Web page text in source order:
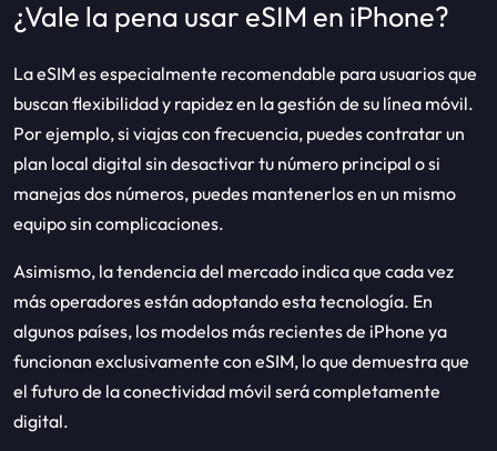
¿Vale la pena usar eSIM en iPhone?
La eSIM es especialmente recomendable para usuarios que
buscan flexibilidad y rapidez en la gestión de su línea móvil.
Por ejemplo, si viajas con frecuencia, puedes contratar un
plan local digital sin desactivar tu número principal o si
manejas dos números, puedes mantenerlos en un mismo
equipo sin complicaciones.
Asimismo, la tendencia del mercado indica que cada vez
más operadores están adoptando esta tecnología. En
algunos países, los modelos más recientes de iPhone ya
funcionan exclusivamente con eSIM, lo que demuestra que
el futuro de la conectividad móvil será completamente
digital.